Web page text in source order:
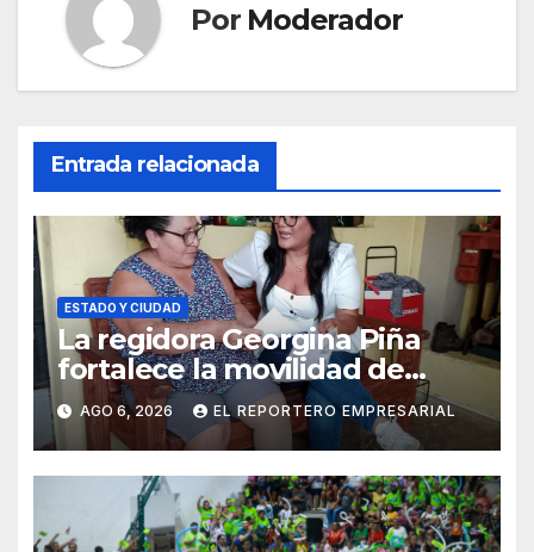
Por Moderador
Entrada relacionada
ESTADO Y CIUDAD
La regidora Georgina Piña
fortalece la movilidad de
adultos mayores con la
entrega de aparatos
ortopédicos
AGO 6, 2026 EL REPORTERO EMPRESARIAL